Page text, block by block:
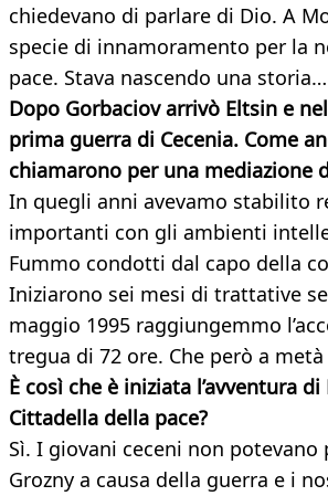
chiedevano di parlare di Dio. A
specie di innamoramento per la
pace. Stava nascendo una storia…
Dopo Gorbaciov arrivò Eltsin e
prima guerra di Cecenia. Come
chiamarono per una mediazione
In quegli anni avevamo stabilito
importanti con gli ambienti
Fummo condotti dal capo della
Iniziarono sei mesi di trattative
maggio 1995 raggiungemmo
tregua di 72 ore. Che però a
È così che è iniziata l’avventura di
Cittadella della pace?
Sì. I giovani ceceni non potevano
Grozny a causa della guerra e i